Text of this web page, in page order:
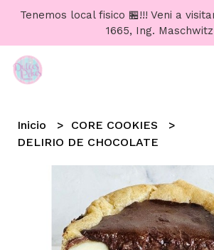
Tenemos local fisico 🏪!!! Veni a
1665, Ing. Maschwitz
Inicio
CORE COOKIES
DELIRIO DE CHOCOLATE